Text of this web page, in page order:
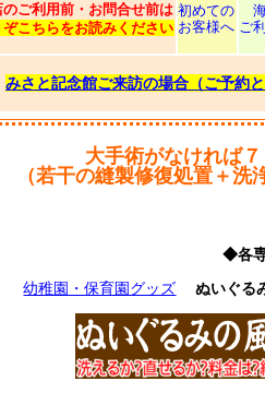
のご利用前・お問合せ前は
ぞこちらをお読みください
初めての
お客様へ ご
みさと記念館ご来訪の場合（ご予約
大手術がなければ
（若干の縫製修復処置＋
◆各
幼稚園・保育園グッズ
ぬいぐる